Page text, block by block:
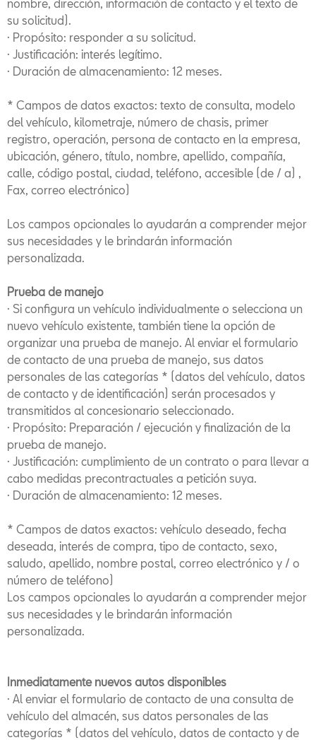
nombre, dirección, información de contacto y el texto de
su solicitud).
· Propósito: responder a su solicitud.
· Justificación: interés legítimo.
· Duración de almacenamiento: 12 meses.
* Campos de datos exactos: texto de consulta, modelo
del vehículo, kilometraje, número de chasis, primer
registro, operación, persona de contacto en la empresa,
ubicación, género, título, nombre, apellido, compañía,
calle, código postal, ciudad, teléfono, accesible (de / a) ,
Fax, correo electrónico)
Los campos opcionales lo ayudarán a comprender mejor
sus necesidades y le brindarán información
personalizada.
Prueba de manejo
· Si configura un vehículo individualmente o selecciona un
nuevo vehículo existente, también tiene la opción de
organizar una prueba de manejo. Al enviar el formulario
de contacto de una prueba de manejo, sus datos
personales de las categorías * (datos del vehículo, datos
de contacto y de identificación) serán procesados y
transmitidos al concesionario seleccionado.
· Propósito: Preparación / ejecución y finalización de la
prueba de manejo.
· Justificación: cumplimiento de un contrato o para llevar a
cabo medidas precontractuales a petición suya.
· Duración de almacenamiento: 12 meses.
* Campos de datos exactos: vehículo deseado, fecha
deseada, interés de compra, tipo de contacto, sexo,
saludo, apellido, nombre postal, correo electrónico y / o
número de teléfono)
Los campos opcionales lo ayudarán a comprender mejor
sus necesidades y le brindarán información
personalizada.
Inmediatamente nuevos autos disponibles
· Al enviar el formulario de contacto de una consulta de
vehículo del almacén, sus datos personales de las
categorías * (datos del vehículo, datos de contacto y de